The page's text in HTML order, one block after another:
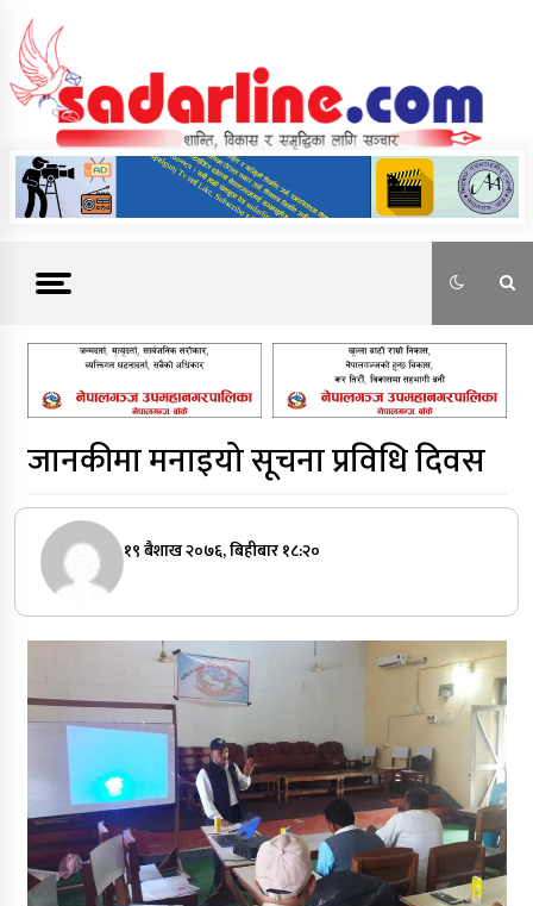
content
News For Nepal
जानकीमा मनाइयो सूचना प्रविधि दिवस
१९ बैशाख २०७६, बिहीबार १८:२०